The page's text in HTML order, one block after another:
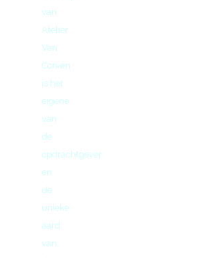
van
Atelier
Van
Corven
is het
eigene
van
de
opdrachtgever
en
de
unieke
aard
van